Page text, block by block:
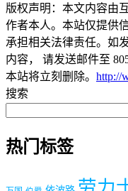
版权声明：本文内容由
作者本人。本站仅提供
承担相关法律责任。如
内容， 请发送邮件至
本站将立刻删除。 http://
搜索
热门标签